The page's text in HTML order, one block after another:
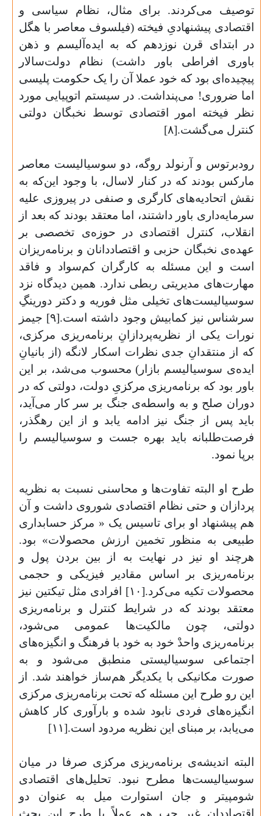
توصیف می‌کردند. برای مثال، نظام سیاسی و
اقتصادی پیشنهادیِ فیخته (فیلسوف معاصر با هگل
در ابتدای قرن نوزدهم که به ایده‌آلیسم و ذهن
باوری افراطی باور داشت) نظام دولت‌سالار
پیچیده‌ای بود که خود عملا آن را یک حکومت پلیسی
اما ضروری! می‌پنداشت. در سیستم اتوپیایی مورد
نظر فیخته امور اقتصادی توسط نخبگان دولتی
کنترل می‌گشت.[۸ ]
رودبرتوس و آرنولد روگه، دو سوسیالیست معاصر
مارکس بودند که در کنار لاسال، با وجود این‌که به
نقش اتحادیه‌های کارگری و صنفی در پیروزی علیه
سرمایه‌داری باور داشتند، اما معتقد بودند که بعد از
انقلاب، کنترل اقتصادی در حوزه‌ی تخصصی بر
عهده‌ی نخبگان حزبی و اقتصاددانان و برنامه‌ریزان
است و این مسئله به کارگران کم‌سواد و فاقد
مهارت‌های مدیریتی ربطی ندارد. همین دیدگاه نزد
سوسیالیست‌های تخیلی مثل فوریه و دکتر دورینگِ
سرشناس نیز کمابیش وجود داشته است.[۹] جیمز
نورات یکی از نظریه‌پردازانِ برنامه‌ریزی مرکزی،
که از منتقدانِ جدی نظرات اسکار لانگه (از بانیانِ
ایده‌ی سوسیالیسم بازار) محسوب می‌شد، بر این
باور بود که برنامه‌ریزی مرکزیِ دولت، دولتی که در
دوران صلح و به واسطه‌ی جنگ بر سر کار می‌آید،
باید پس از جنگ نیز ادامه یابد و از این رهگذر،
فرصت‌طلبانه باید بهره جست و سوسیالیسم را
برپا نمود.
طرح او البته تفاوت‌ها و محاسنی نسبت به نظریه
پردازان و حتی نظام اقتصادی شوروی داشت و آن
هم پیشنهاد او برای تاسیس یک « مرکز حسابداری
طبیعی به منظور تخمین ارزش محصولات» بود.
هرچند او نیز در نهایت به از بین بردن پول و
برنامه‌ریزی بر اساس مقادیر فیزیکی و حجمی
محصولات تکیه می‌کرد.[۱۰] افرادی مثل تیکتین نیز
معتقد بودند که در شرایط کنترل و برنامه‌ریزی
دولتی، چون مالکیت‌ها عمومی می‌شود،
برنامه‌ریزی واحدْ خود به خود با فرهنگ و انگیزه‌های
اجتماعی سوسیالیستی منطبق می‌شود و به
صورت مکانیکی با یکدیگر هم‌ساز خواهند شد. از
این رو طرح این مسئله که تحت برنامه‌ریزی مرکزی
انگیزه‌های فردی نابود شده و بارآوری کار کاهش
می‌یابد، بر مبنای این نظریه مردود است.[۱۱
]
البته اندیشه‌ی برنامه‌ریزی مرکزی صرفا در میان
سوسیالیست‌ها مطرح نبود. تحلیل‌های اقتصادی
شومپیتر و جان استوارت میل به عنوان دو
اقتصاددان غیر چپ هم عملاً با طرح این بحث